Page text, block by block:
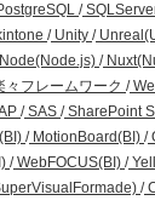
/
/Unity /
/
々フレームワーク /
/SAS /SharePoint
/MotionBoard(BI) /
/WebFOCUS(BI) /
/